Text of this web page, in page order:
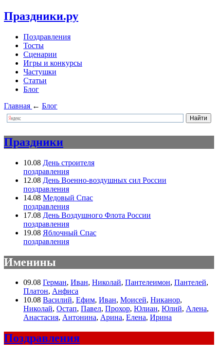
Праздники.ру
Поздравления
Тосты
Сценарии
Игры и конкурсы
Частушки
Статьи
Блог
Главная ← Блог
Праздники
10.08 День строителя
поздравления
12.08 День Военно-воздушных сил России
поздравления
14.08 Медовый Спас
поздравления
17.08 День Воздушного Флота России
поздравления
19.08 Яблочный Спас
поздравления
Именины
09.08 Герман, Иван, Николай, Пантелеимон, Пантелей,
Платон, Анфиса
10.08 Василий, Ефим, Иван, Моисей, Никанор,
Николай, Остап, Павел, Прохор, Юлиан, Юлий, Алена,
Анастасия, Антонина, Арина, Елена, Ирина
Поздравления